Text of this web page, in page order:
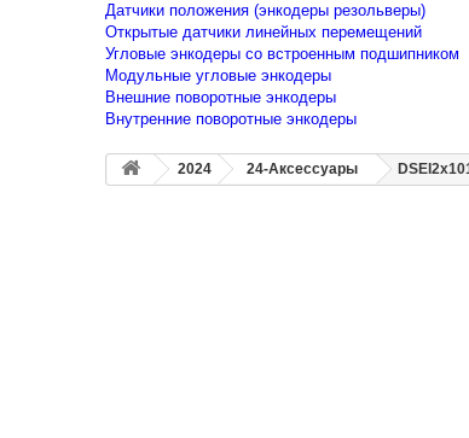
Датчики положения (энкодеры резольверы)
Открытые датчики линейных перемещений
Угловые энкодеры со встроенным подшипником
Модульные угловые энкодеры
Внешние поворотные энкодеры
Внутренние поворотные энкодеры
2024 24-Аксессуары